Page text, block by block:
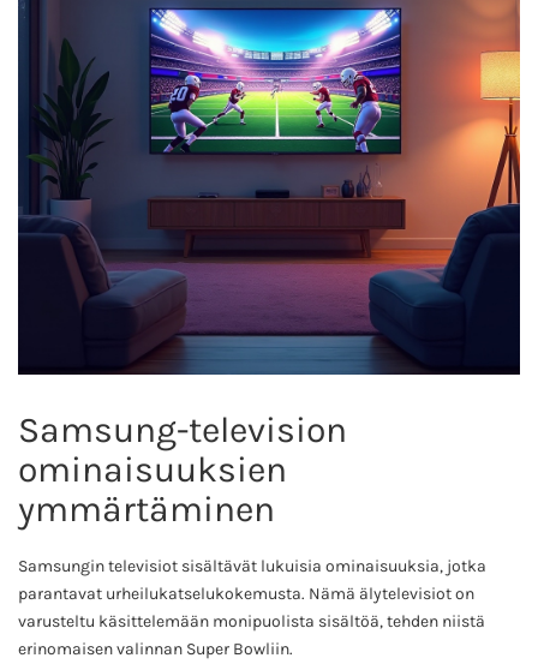
Samsung-television
ominaisuuksien
ymmärtäminen
Samsungin televisiot sisältävät lukuisia ominaisuuksia, jotka
parantavat urheilukatselukokemusta. Nämä älytelevisiot on
varusteltu käsittelemään monipuolista sisältöä, tehden niistä
erinomaisen valinnan Super Bowliin.